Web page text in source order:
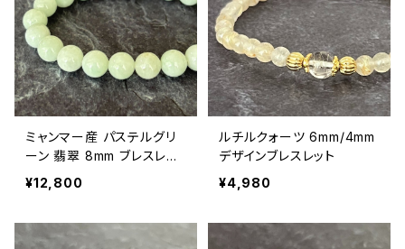
ミャンマー産 パステルグリ
ーン 翡翠 8mm ブレスレッ
ト【鑑別済み・画像現物】
¥12,800
ルチルクォーツ 6mm/4mm
デザインブレスレット
¥4,980